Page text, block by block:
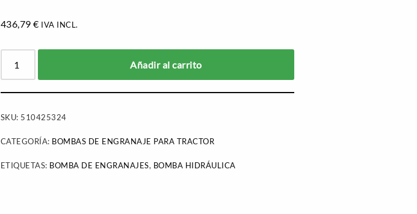
436,79€ IVA INCL.
Añadir al carrito
SKU: 510425324
CATEGORÍA: BOMBAS DE ENGRANAJE PARA TRACTOR
ETIQUETAS: BOMBA DE ENGRANAJES, BOMBA HIDRÁULICA